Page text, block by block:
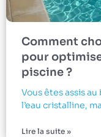
Comment
pour
piscine ?
Vous êtes assis
l’eau cristalline,
Lire la suite »